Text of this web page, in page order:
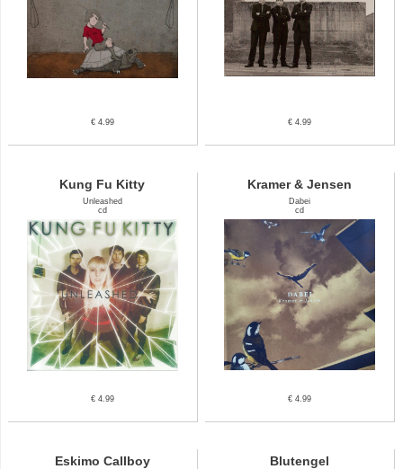
€ 4.99 € 4.99
Kung Fu Kitty
Unleashed
cd
€ 4.99
Kramer & Jensen
Dabei
cd
€ 4.99
Eskimo Callboy Blutengel